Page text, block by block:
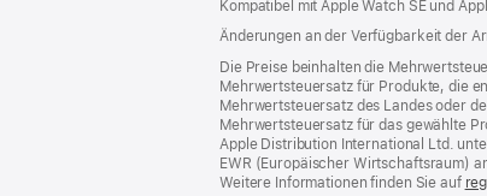
Fenster)
Kompatibel mit Apple Watch SE und
Änderungen an der Verfügbarkeit der
Die Preise beinhalten die
Mehrwertsteuersatz für Produkte, die
Mehrwertsteuersatz des Landes oder
Mehrwertsteuersatz für das gewählte
Apple Distribution International Ltd.
EWR (Europäischer Wirtschaftsraum)
Weitere Informationen finden Sie auf